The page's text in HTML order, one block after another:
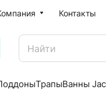
Контакты
ТрапыВанны